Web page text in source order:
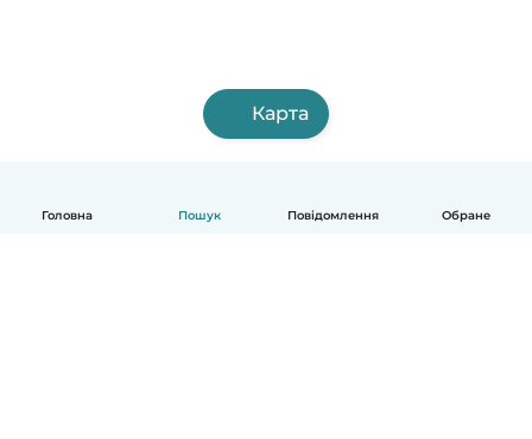
Головна Пошук Повідомлення Обране
Карта